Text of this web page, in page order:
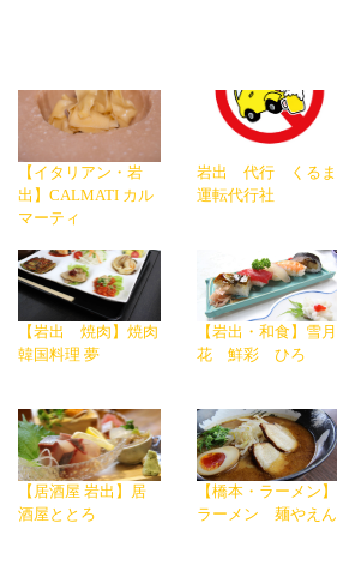
【イタリアン・岩
出】CALMATI カル
マーティ
岩出 代行 くるま
運転代行社
【岩出 焼肉】焼肉
韓国料理 夢
【岩出・和食】雪月
花 鮮彩 ひろ
【居酒屋 岩出】居
酒屋ととろ
【橋本・ラーメン】
ラーメン 麺やえん